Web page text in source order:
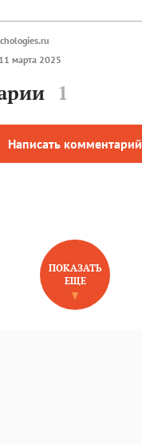
11 марта 2025
1
Написать комментарий
НОВОЕ НА САЙТЕ
ПОКАЗАТЬ
ЕЩЕ